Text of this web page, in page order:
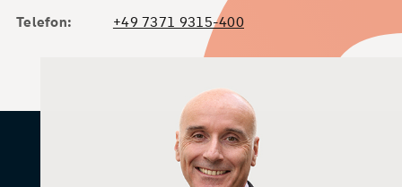
Telefon:
+49 7371 9315-400